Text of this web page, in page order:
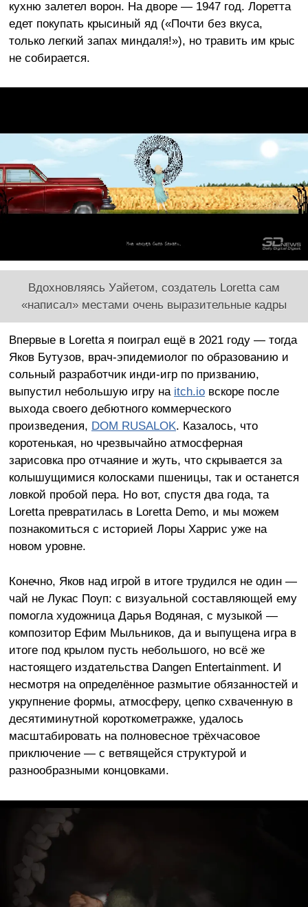
кухню залетел ворон. На дворе — 1947 год. Лоретта
едет покупать крысиный яд («Почти без вкуса,
только легкий запах миндаля!»), но травить им крыс
не собирается.
Вдохновляясь Уайетом, создатель Loretta сам
«написал» местами очень выразительные кадры
Впервые в Loretta я поиграл ещё в 2021 году — тогда
Яков Бутузов, врач-эпидемиолог по образованию и
сольный разработчик инди-игр по призванию,
выпустил небольшую игру на itch.ioвскоре после
выхода своего дебютного коммерческого
произведения, DOM RUSALOK. Казалось, что
коротенькая, но чрезвычайно атмосферная
зарисовка про отчаяние и жуть, что скрывается за
колышущимися колосками пшеницы, так и останется
ловкой пробой пера. Но вот, спустя два года, та
Loretta превратилась в Loretta Demo, и мы можем
познакомиться с историей Лоры Харрис уже на
новом уровне.
Конечно, Яков над игрой в итоге трудился не один —
чай не Лукас Поуп: с визуальной составляющей ему
помогла художница Дарья Водяная, с музыкой —
композитор Ефим Мыльников, да и выпущена игра в
итоге под крылом пусть небольшого, но всё же
настоящего издательства Dangen Entertainment. И
несмотря на определённое размытие обязанностей и
укрупнение формы, атмосферу, цепко схваченную в
десятиминутной короткометражке, удалось
масштабировать на полновесное трёхчасовое
приключение — с ветвящейся структурой и
разнообразными концовками.